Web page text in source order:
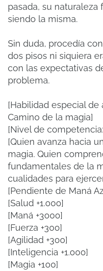
pasada, su
siendo la misma.
Sin duda, procedía
dos pisos ni siquiera
con las expectativas
problema.
[Habilidad especial
Camino de la magia]
[Nivel de competencia:
[Quien avanza hacia
magia. Quien
fundamentales de la
cualidades para
[Pendiente de Maná
[Salud +1.000]
[Maná +3000]
[Fuerza +300]
[Agilidad +300]
[Inteligencia +1.000]
[Magia +100]